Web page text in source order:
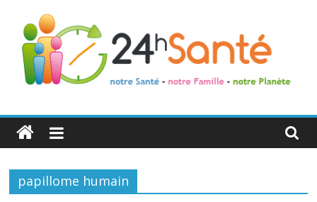
24h
Santé
Lapapillome humain